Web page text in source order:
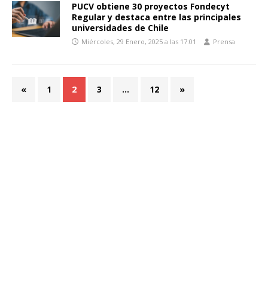
PUCV obtiene 30 proyectos Fondecyt
Regular y destaca entre las principales
universidades de Chile
Miércoles, 29 Enero, 2025 a las 17:01 Prensa
« 1 2 3 … 12 »